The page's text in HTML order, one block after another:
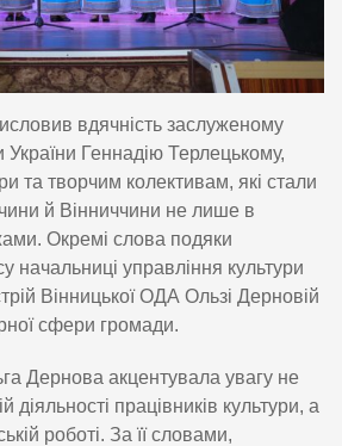
вдячність заслуженому
України Геннадію Терлецькому,
та творчим колективам, які стали
й Вінниччини не лише в
Окремі слова подяки
начальниці управління культури
Вінницької ОДА Ользі Дерновій
сфери громади.
Дернова акцентувала увагу не
працівників культури, а
роботі. За її словами,